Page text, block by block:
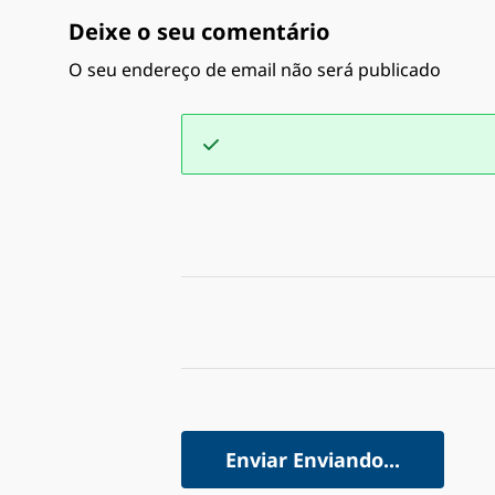
Deixe o seu comentário
O seu endereço de email não será publicado
Enviar Enviando...